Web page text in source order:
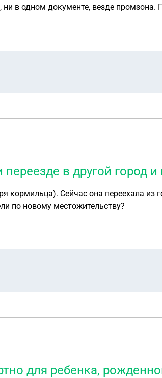
в одном документе, везде промзона.
как земля ни на ком не числится не
ли она нам, знаю есть какой то закон
в другой город и
в город Ярославль.
по новому местожительству?
для ребенка,